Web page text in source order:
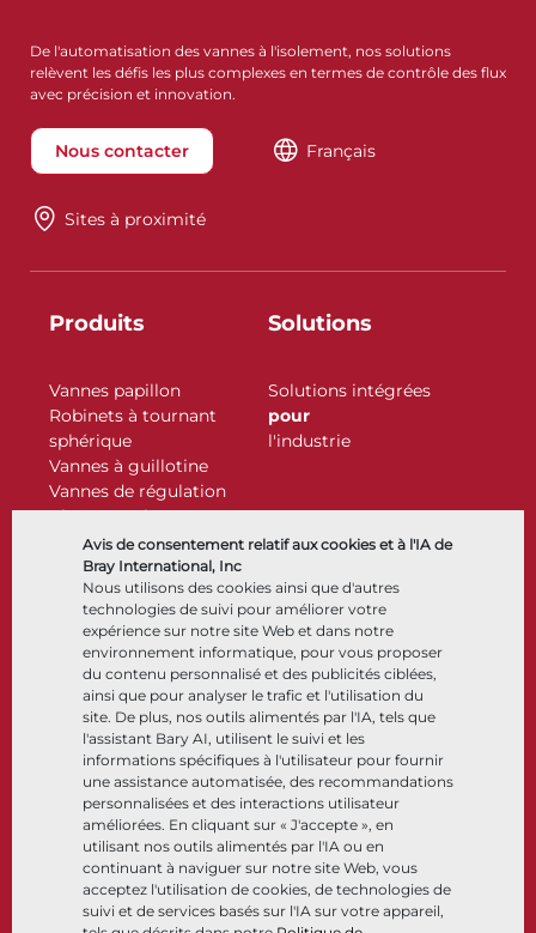
Avis de consentement relatif aux cookies et à l'IA de
Bray International, Inc
Nous utilisons des cookies ainsi que d'autres
technologies de suivi pour améliorer votre
expérience sur notre site Web et dans notre
environnement informatique, pour vous proposer
du contenu personnalisé et des publicités ciblées,
ainsi que pour analyser le trafic et l'utilisation du
site. De plus, nos outils alimentés par l'IA, tels que
l'assistant Bary AI, utilisent le suivi et les
informations spécifiques à l'utilisateur pour fournir
une assistance automatisée, des recommandations
personnalisées et des interactions utilisateur
améliorées. En cliquant sur « J'accepte », en
utilisant nos outils alimentés par l'IA ou en
continuant à naviguer sur notre site Web, vous
acceptez l'utilisation de cookies, de technologies de
suivi et de services basés sur l'IA sur votre appareil,
De l'automatisation des vannes à l'isolement, nos solutions
relèvent les défis les plus complexes en termes de contrôle des flux
avec précision et innovation.
Nous contacter Français
Sites à proximité
Produits
Vannes papillon
Robinets à tournant
sphérique
Vannes à guillotine
Vannes de régulation
Clapets antiretour
Actionneurs
Accessoires de contrôle
Cryogénique
Solutions
Solutions intégrées
pour
l'industrie
Entreprise
À propos
Sites
Partenariats
Développement durable
Portail clients
Ressources
Documents
Centre de connaissance
Logiciels
Sélection de matériaux
Suivez-nous LinkedIn